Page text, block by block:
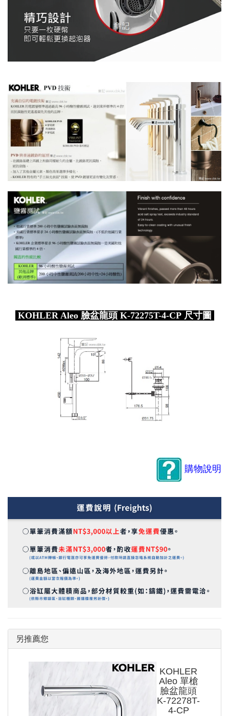
KOHLER Aleo 臉盆龍頭 K-72275T-4-CP 尺寸圖
購物說明
另推薦您
KOHLER
Aleo 單槍
臉盆龍頭
K-72278T-
4-CP